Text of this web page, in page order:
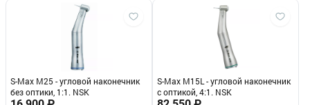
S-Max M25 - угловой наконечник
без оптики, 1:1. NSK
S-Max M15L - угловой наконечник
с оптикой, 4:1. NSK